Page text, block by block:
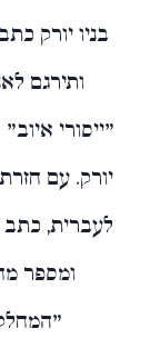
בניו יורק
ותירגם
יורק. עם
לעברית,
ומספר